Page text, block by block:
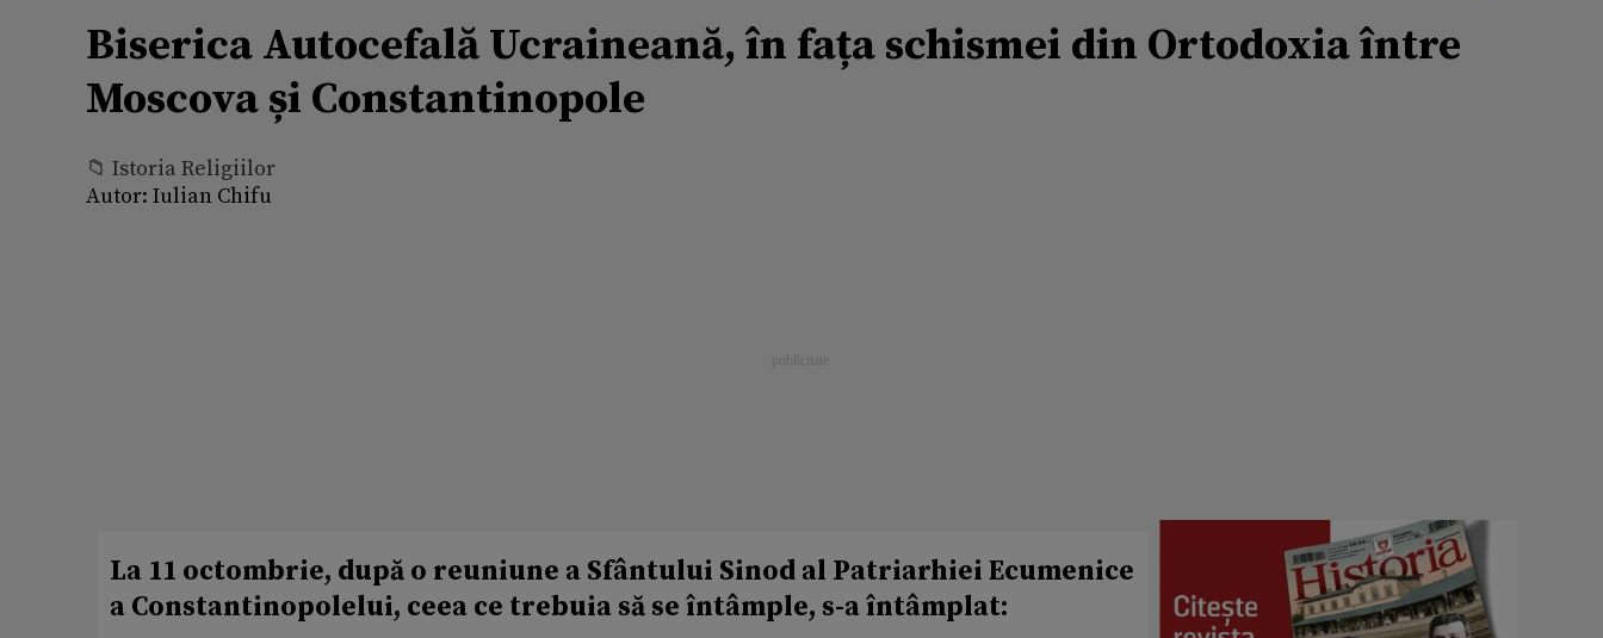
Biserica Autocefală Ucraineană, în fața schismei din Ortodoxia între
Moscova și Constantinopole
📁 Istoria Religiilor
Autor: Iulian Chifu
La 11 octombrie, după o reuniune a Sfântului Sinod al Patriarhiei Ecumenice
a Constantinopolelui, ceea ce trebuia să se întâmple, s-a întâmplat: